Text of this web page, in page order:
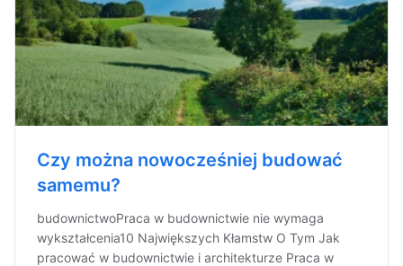
Czy można nowocześniej budować
samemu?
budownictwoPraca w budownictwie nie wymaga
wykształcenia10 Największych Kłamstw O Tym Jak
pracować w budownictwie i architekturze Praca w